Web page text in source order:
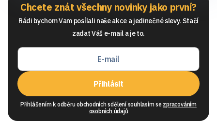
Chcete znát všechny novinky jako první?
Rádi bychom Vam posílali naše akce a jedinečné slevy. Stačí
zadat Váš e-mail a je to.
Přihlásit
Přihlášením k odběru obchodních sdělení souhlasím se zpracováním
osobních údajů